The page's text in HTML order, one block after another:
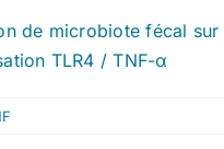
de microbiote fécal
TLR4 / TNF-α